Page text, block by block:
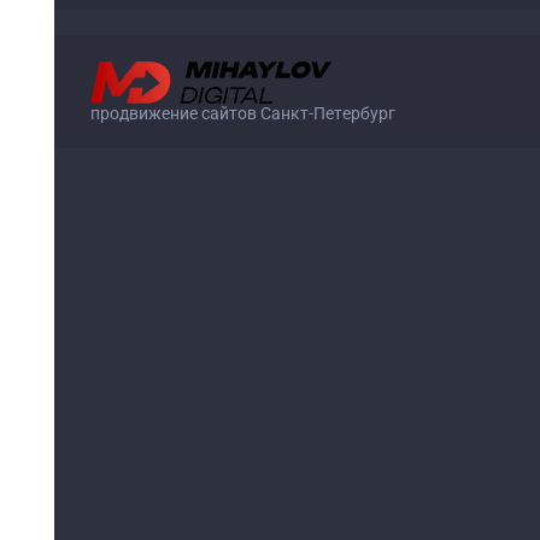
продвижение сайтов Санкт-Петербург